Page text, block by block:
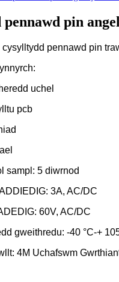
pin
cysylltydd pennawd pin
uchel
pcb
sampl: 5 diwrnod
3A, AC/DC
60V, AC/DC
gweithredu: -40 °C-+
4M Uchafswm